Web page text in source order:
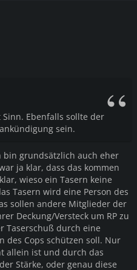
Ebenfalls sollte der
sein.
bin grundsätzlich auch eher
ja klar, dass das kommen
wieso ein Tasern keine
Tasern wird eine Person des
sollen andere Mitglieder der
Deckung/Versteck um RP zu
Taserschuß durch eine
des Cops schützen soll. Nur
allein ist und durch das
Stärke, oder genau diese